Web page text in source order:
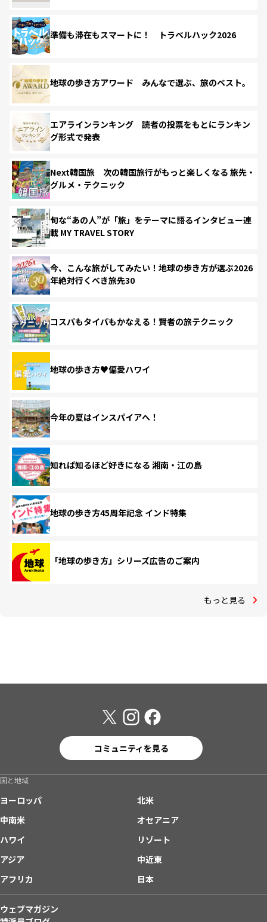
準備も滞在もスマートに！ トラベルハック2026
地球の歩き方アワード みんなで選ぶ、旅のベスト。
エアラインランキング 読者の投票をもとにランキン
グ形式で発表
Next韓国旅 次の韓国旅行がもっと楽しくなる 旅先・
グルメ・テクニック
旬な“あの人”が「旅」をテーマに語るインタビュー連
載 MY TRAVEL STORY
今、こんな旅がしてみたい！地球の歩き方が選ぶ2026
年絶対行くべき旅先30
コスパもタイパもかなえる！賢者の旅テクニック
地球の歩き方♥偏愛ハワイ
今年の夏はインスパイアへ！
知れば知るほど好きになる 湘南・江の島
地球の歩き方45周年記念 インド特集
「地球の歩き方」シリーズ広告のご案内
もっと見る
コミュニティを見る
国と地域
ヨーロッパ
北米
中南米
オセアニア
ハワイ
リゾート
アジア
中近東
アフリカ
日本
ウェブマガジン